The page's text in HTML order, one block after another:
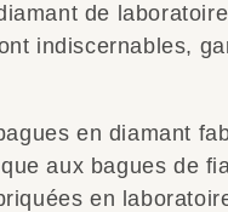
de
indiscernables,
en diamant
aux bagues de
en